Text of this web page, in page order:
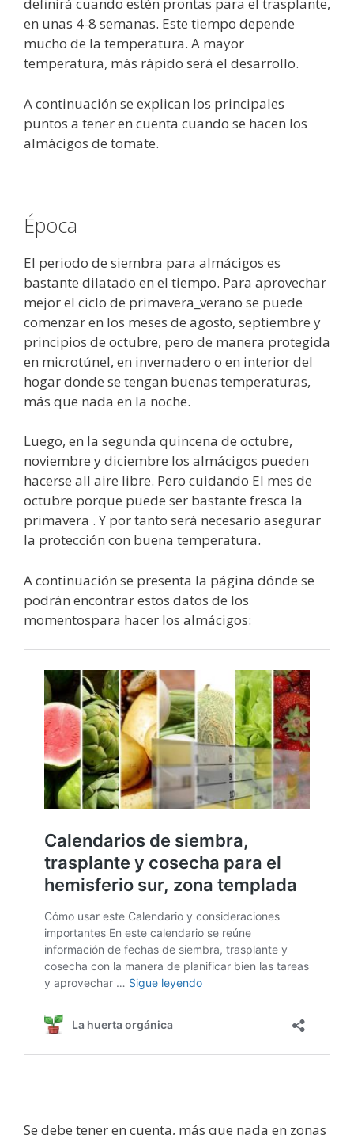
en unas 4-8 semanas. Este tiempo depende
mucho de la temperatura. A mayor
temperatura, más rápido será el desarrollo.
A continuación se explican los principales
puntos a tener en cuenta cuando se hacen los
almácigos de tomate.
Época
El periodo de siembra para almácigos es
bastante dilatado en el tiempo. Para aprovechar
mejor el ciclo de primavera_verano se puede
comenzar en los meses de agosto, septiembre y
principios de octubre, pero de manera protegida
en microtúnel, en invernadero o en interior del
hogar donde se tengan buenas temperaturas,
más que nada en la noche.
Luego, en la segunda quincena de octubre,
noviembre y diciembre los almácigos pueden
hacerse all aire libre. Pero cuidando El mes de
octubre porque puede ser bastante fresca la
primavera . Y por tanto será necesario asegurar
la protección con buena temperatura.
A continuación se presenta la página dónde se
podrán encontrar estos datos de los
momentospara hacer los almácigos:
Se debe tener en cuenta, más que nada en zonas